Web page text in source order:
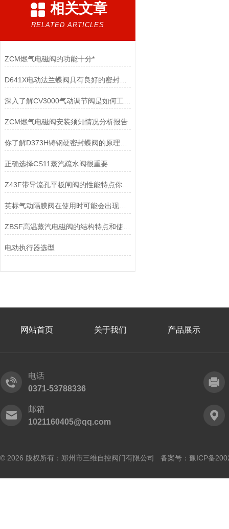
相关文章
RELATED ARTICLES
ZCM燃气电磁阀的功能十分*
D641X电动法兰蝶阀具有良好的密封性，安装方便
ZCM燃气电磁阀安装须知情况分析报告
正确选择CS11蒸汽疏水阀很重要
Z43F带导流孔平板闸阀的性能特点你知道多少？
英标气动隔膜阀在使用时可能会出现哪些故障？
电动执行器选型
网站首页 关于我们 产品展示
电话
0371-53788336
邮箱
1021160405@qq.com
© 2026 版权所有：郑州市三维自控阀门有限公司 备案号： 豫ICP备